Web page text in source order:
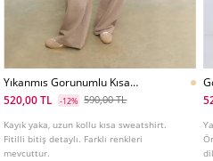
Yıkanmıs Gorunumlu Kısa
Sweatshirt
520,00 TL -12% 590,00 TL
Kayık yaka, uzun kollu kısa sweatshirt.
Fitilli bitiş detaylı. Farklı renkleri
mevcuttur.